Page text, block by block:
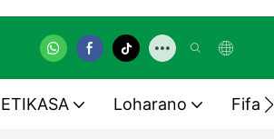
Loharano